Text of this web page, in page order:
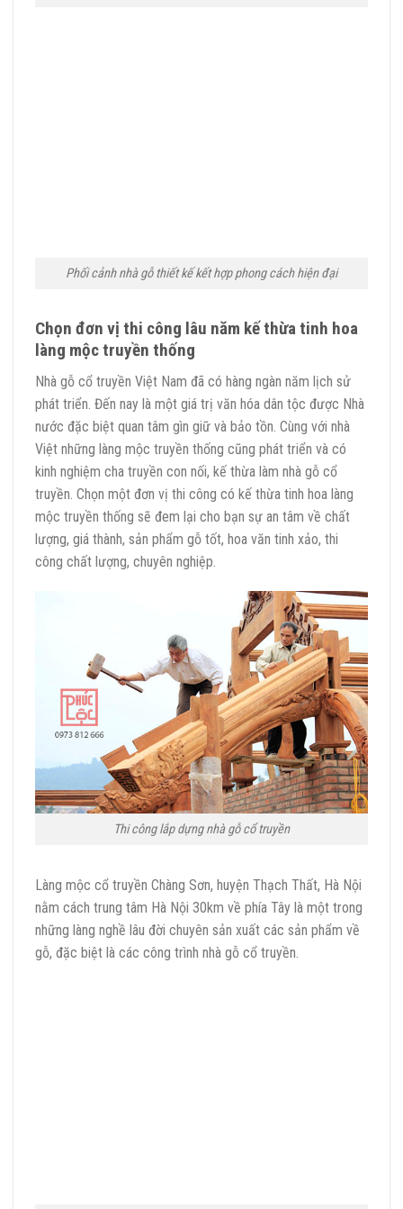
Phối cảnh nhà gỗ thiết kế kết hợp phong cách hiện đại
Chọn đơn vị thi công lâu năm kế thừa tinh hoa
làng mộc truyền thống
Nhà gỗ cổ truyền Việt Nam đã có hàng ngàn năm lịch sử
phát triển. Đến nay là một giá trị văn hóa dân tộc được Nhà
nước đặc biệt quan tâm gìn giữ và bảo tồn. Cùng với nhà
Việt những làng mộc truyền thống cũng phát triển và có
kinh nghiệm cha truyền con nối, kế thừa làm nhà gỗ cổ
truyền. Chọn một đơn vị thi công có kế thừa tinh hoa làng
mộc truyền thống sẽ đem lại cho bạn sự an tâm về chất
lượng, giá thành, sản phẩm gỗ tốt, hoa văn tinh xảo, thi
công chất lượng, chuyên nghiệp.
Thi công lắp dựng nhà gỗ cổ truyền
Làng mộc cổ truyền Chàng Sơn, huyện Thạch Thất, Hà Nội
nằm cách trung tâm Hà Nội 30km về phía Tây là một trong
những làng nghề lâu đời chuyên sản xuất các sản phẩm về
gỗ, đặc biệt là các công trình nhà gỗ cổ truyền.